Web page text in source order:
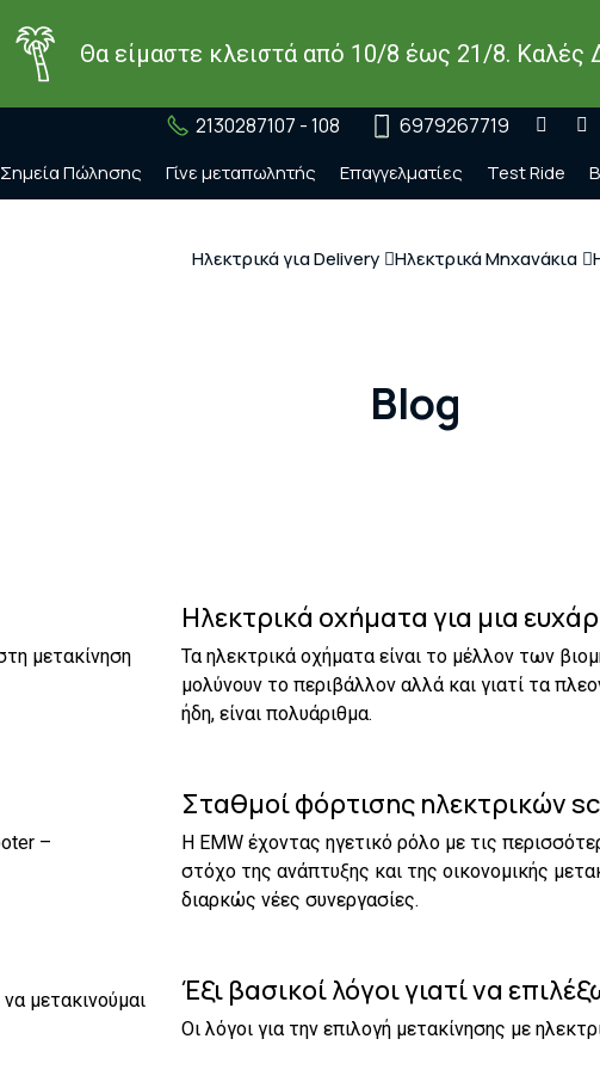
Θα είμαστε κλειστά από 10/8 έως 21/8. Καλές
2130287107 - 108 6979267719
Σημεία Πώλησης Γίνε μεταπωλητής Επαγγελματίες Test Ride
Ηλεκτρικά για Delivery Ηλεκτρικά Μηχανάκια
Blog
Ηλεκτρικά οχήματα για μια
Τα ηλεκτρικά οχήματα είναι το μέλλον των
μολύνουν το περιβάλλον αλλά και γιατί τα
ήδη, είναι πολυάριθμα.
Σταθμοί φόρτισης ηλεκτρικών
Η EMW έχοντας ηγετικό ρόλο με τις
στόχο της ανάπτυξης και της οικονομικής
διαρκώς νέες συνεργασίες.
Έξι βασικοί λόγοι γιατί να
Οι λόγοι για την επιλογή μετακίνησης με